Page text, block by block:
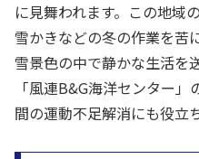
に見舞われます。この地域
雪かきなどの冬の作業を苦
雪景色の中で静かな生活を
「風連B&G海洋センター
間の運動不足解消にも役立